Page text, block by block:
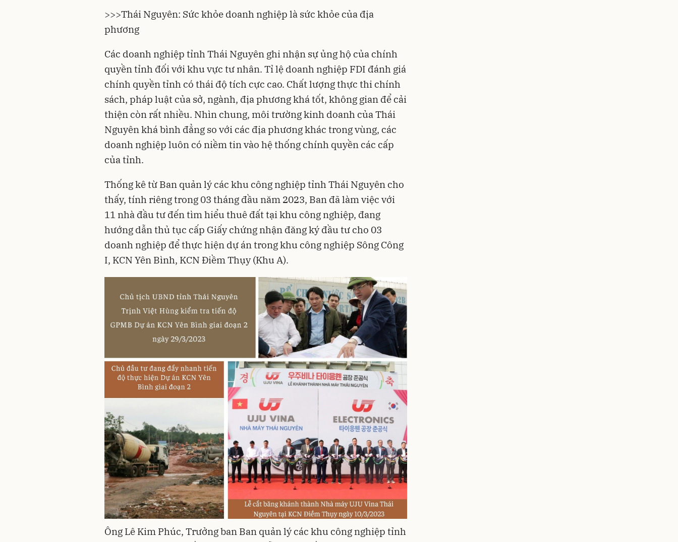
>>>Thái Nguyên: Sức khỏe doanh nghiệp là sức khỏe của địa
phương
Các doanh nghiệp tỉnh Thái Nguyên ghi nhận sự ủng hộ của chính
quyền tỉnh đối với khu vực tư nhân. Tỉ lệ doanh nghiệp FDI đánh giá
chính quyền tỉnh có thái độ tích cực cao. Chất lượng thực thi chính
sách, pháp luật của sở, ngành, địa phương khá tốt, không gian để cải
thiện còn rất nhiều. Nhìn chung, môi trường kinh doanh của Thái
Nguyên khá bình đẳng so với các địa phương khác trong vùng, các
doanh nghiệp luôn có niềm tin vào hệ thống chính quyền các cấp
của tỉnh.
Thống kê từ Ban quản lý các khu công nghiệp tỉnh Thái Nguyên cho
thấy, tính riêng trong 03 tháng đầu năm 2023, Ban đã làm việc với
11 nhà đầu tư đến tìm hiểu thuê đất tại khu công nghiệp, đang
hướng dẫn thủ tục cấp Giấy chứng nhận đăng ký đầu tư cho 03
doanh nghiệp để thực hiện dự án trong khu công nghiệp Sông Công
I, KCN Yên Bình, KCN Điềm Thụy (Khu A).
Ông Lê Kim Phúc, Trưởng ban Ban quản lý các khu công nghiệp tỉnh